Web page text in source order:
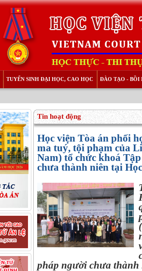
TUYỂN SINH ĐẠI HỌC, CAO HỌC ĐÀO TẠO - BỒI
Tin hoạt động
Học viện Tòa án phối
ma tuý, tội phạm của
Nam) tổ chức khoá
chưa thành niên tại
pháp người chưa thành